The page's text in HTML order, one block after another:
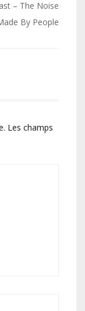
– The Noise
By People
Les champs